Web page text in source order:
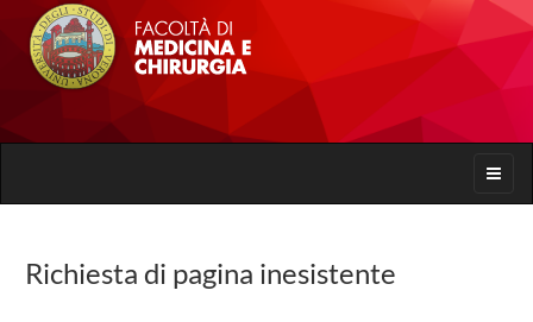
Toggle
Richiesta di pagina inesistente